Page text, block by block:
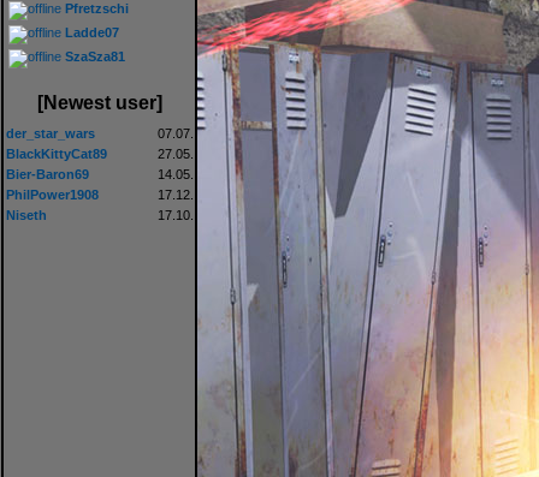
Pfretzschi
Ladde07
SzaSza81
[Newest user]
der_star_wars
07.07.
BlackKittyCat89
27.05.
Bier-Baron69
14.05.
PhilPower1908
17.12.
Niseth
17.10.